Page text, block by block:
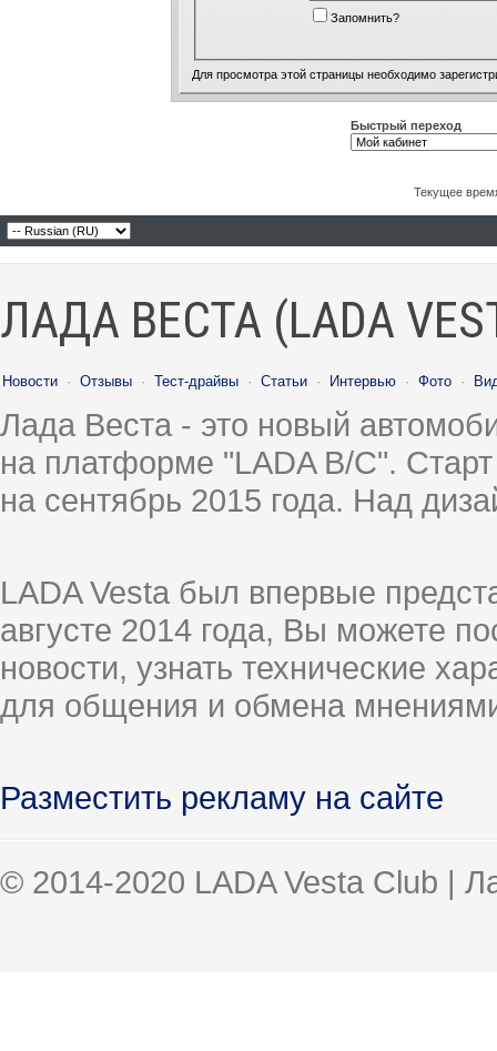
Запомнить?
Для просмотра этой страницы необходимо
Быстрый переход
Текущее
ЛАДА ВЕСТА (LADA
Новости · Отзывы · Тест-драйвы · Статьи · Интервью · Фото ·
Лада Веста - это новый
на платформе "LADA B/C".
на сентябрь 2015 года. Над
LADA Vesta был впервые
августе 2014 года, Вы можете
новости, узнать технические
для общения и обмена
Разместить рекламу на сайте
© 2014-2020 LADA Vesta Club |